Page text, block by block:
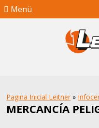
Menü
Pagina Inicial Leitner »
MERCANCÍA